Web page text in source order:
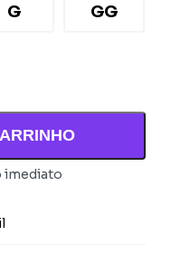
G GG
imediato